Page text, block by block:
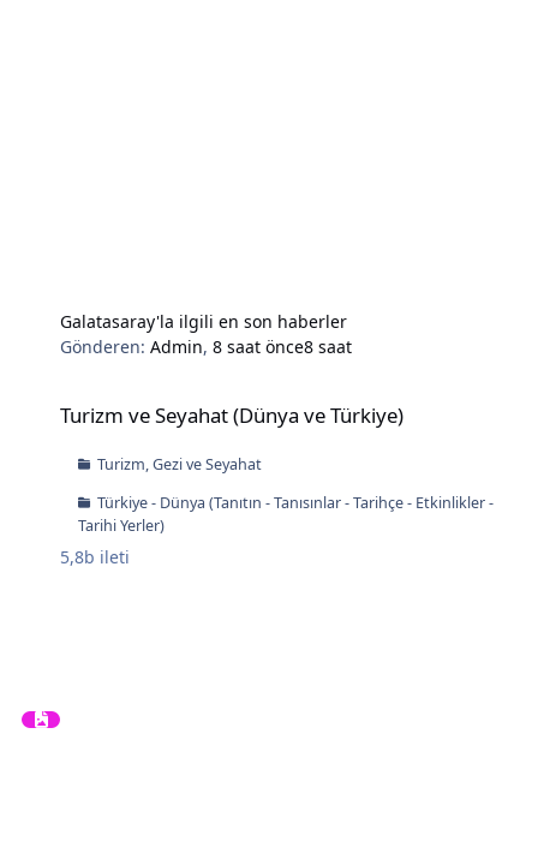
Galatasaray'la ilgili en son haberler
Gönderen:Admin,8 saat önce8 saat
Turizm ve Seyahat (Dünya ve Türkiye)
Turizm, Gezi ve Seyahat
Türkiye - Dünya (Tanıtın - Tanısınlar - Tarihçe - Etkinlikler -
Tarihi Yerler)
5,8b ileti